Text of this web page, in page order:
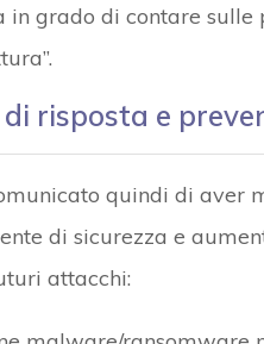
in grado di contare
di risposta e
quindi di aver
di sicurezza e
attacchi: